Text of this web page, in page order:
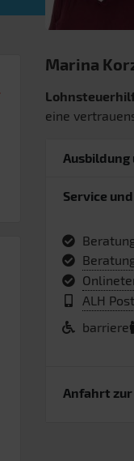
Marina
eine
Ausbildung
Service
ALH
Anfahrt